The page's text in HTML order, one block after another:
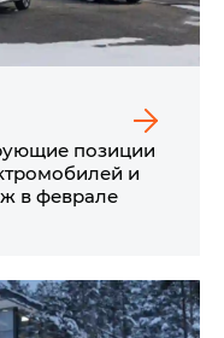
позиции
и
в феврале